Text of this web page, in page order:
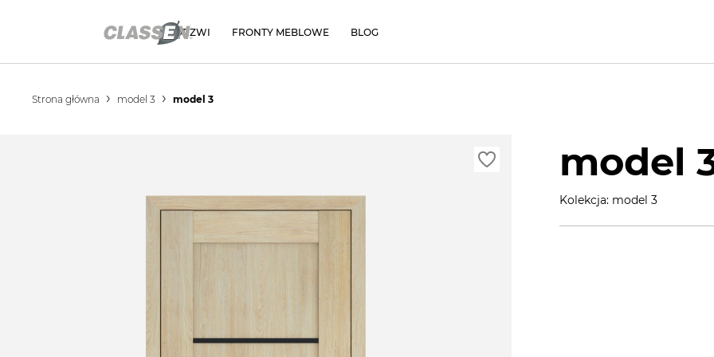
DRZWI FRONTY MEBLOWE BLOG
Strona główna model 3 model 3
model
Kolekcja: model 3